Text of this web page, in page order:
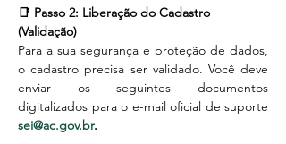
📑 Passo 2: Liberação do Cadastro
(Validação)
Para a sua segurança e proteção de dados,
o cadastro precisa ser validado. Você deve
enviar os seguintes documentos
sei@ac.gov.br.